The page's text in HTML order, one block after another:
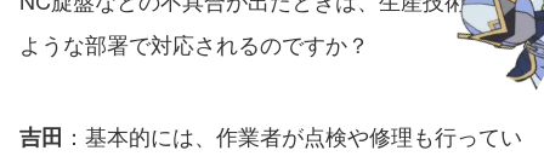
ような部署で対応されるのですか？
吉田 ：基本的には、作業者が点検や修理も行ってい